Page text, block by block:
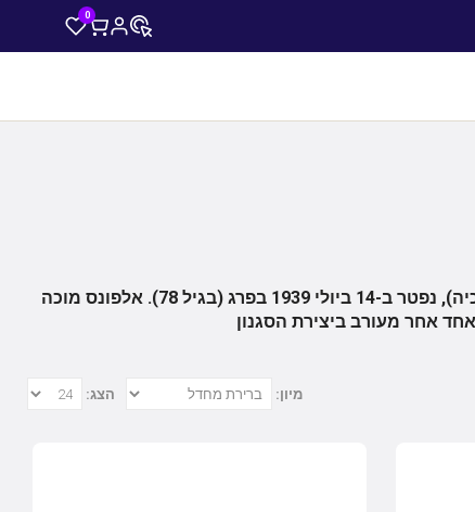
0
נולד ב-24 ביולי 1860 באיוואנצ'יצ'ה, מורביה של האימפריה האוסטרית (היום צ'כיה), נפטר ב-14 ביולי 1939 בפרג (בגיל 78). אלפונס מוכה
אחר מעורב ביצירת הסגנון
הצג: מיון: